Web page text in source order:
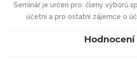
Seminář je určen pro: členy výborů
účetní a pro ostatní zájemce o
Hodnocení